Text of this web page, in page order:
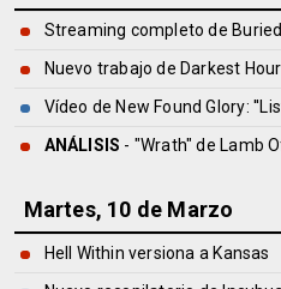
Streaming completo de
Nuevo trabajo de Darkest Hour
Vídeo de New Found Glory:
ANÁLISIS - "Wrath" de Lamb
Martes, 10 de Marzo
Hell Within versiona a Kansas